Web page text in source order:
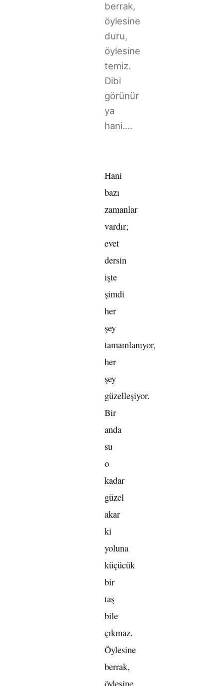
berrak,
öylesine
duru,
öylesine
temiz.
Dibi
görünür
ya
hani....
Hani
bazı
zamanlar
vardır;
evet
dersin
işte
şimdi
her
şey
tamamlanıyor,
her
şey
güzelleşiyor.
Bir
anda
su
o
kadar
güzel
akar
ki
yoluna
küçücük
bir
taş
bile
çıkmaz.
Öylesine
berrak,
öylesine